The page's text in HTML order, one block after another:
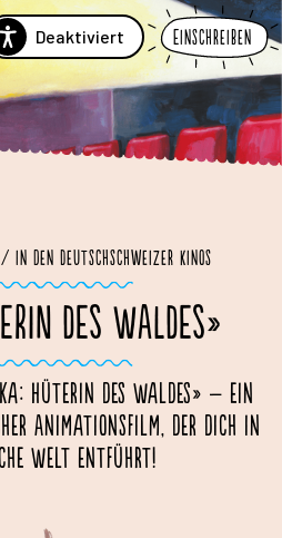
Deaktiviert Einschreiben
in den Deutschschweizer Kinos
DES WALDES»
Hüterin des Waldes» – ein
Animationsfilm, der dich in
Welt entführt!